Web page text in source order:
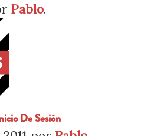
Pablo.
De Sesión